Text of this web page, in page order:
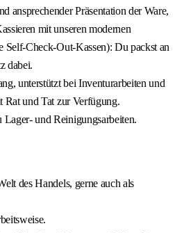
ansprechender Präsentation der Ware,
mit unseren modernen
Self-Check-Out-Kassen): Du packst an
dabei.
unterstützt bei Inventurarbeiten und
Rat und Tat zur Verfügung.
und Reinigungsarbeiten.
des Handels, gerne auch als